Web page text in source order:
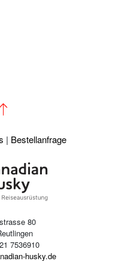
| Bestellanfrage
80
7536910
husky.de